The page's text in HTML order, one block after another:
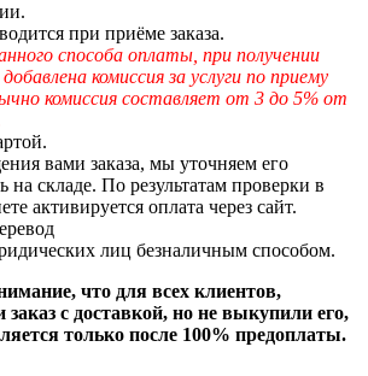
при приёме заказа.
способа оплаты, при получении
комиссия за услуги по приему
комиссия составляет от 3 до 5% от
вами заказа, мы уточняем его
на складе. По результатам проверки в
активируется оплата через сайт.
лиц безналичным способом.
что для всех клиентов,
с доставкой, но не выкупили его,
только после 100% предоплаты.